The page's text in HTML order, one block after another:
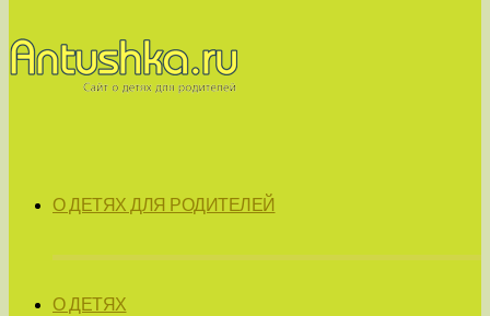
О ДЕТЯХ ДЛЯ РОДИТЕЛЕЙ
О ДЕТЯХ